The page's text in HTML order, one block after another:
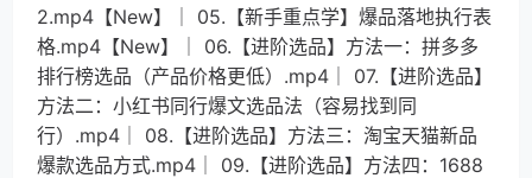
2.mp4【New】│ 05.【新手重点学】爆品落地执行表
格.mp4【New】│ 06.【进阶选品】方法一：拼多多
排行榜选品（产品价格更低）.mp4│ 07.【进阶选品】
方法二：小红书同行爆文选品法（容易找到同
行）.mp4│ 08.【进阶选品】方法三：淘宝天猫新品
爆款选品方式.mp4│ 09.【进阶选品】方法四：1688